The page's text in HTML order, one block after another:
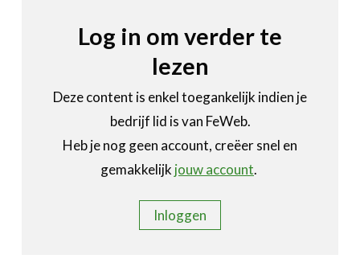
Log in om verder te
lezen
Deze content is enkel toegankelijk indien je
bedrijf lid is van FeWeb.
Heb je nog geen account, creëer snel en
gemakkelijk jouw account.
Inloggen